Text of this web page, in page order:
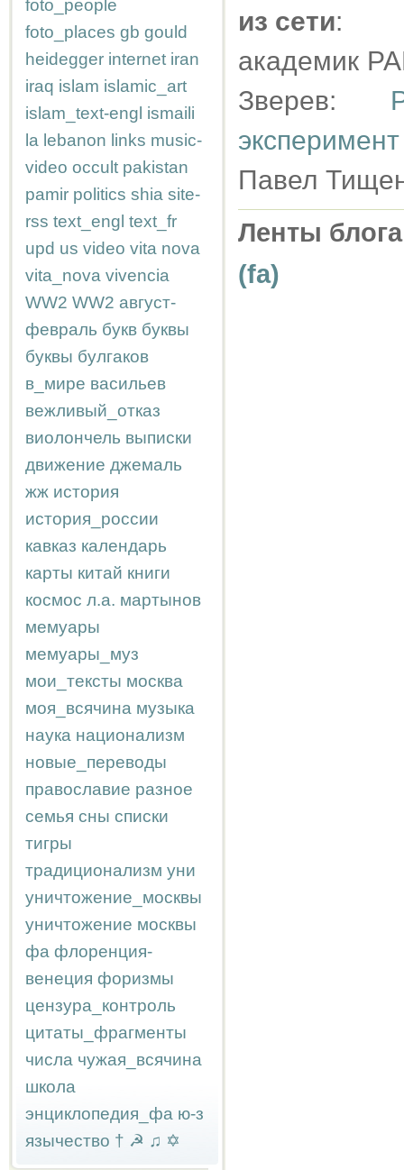
foto_people
foto_places gb gould
heidegger internet iran
iraq islam islamic_art
islam_text-engl ismaili
la lebanon links music-
video occult pakistan
pamir politics shia site-
rss text_engl text_fr
upd us video vita nova
vita_nova vivencia
WW2 WW2 август-
февраль букв буквы
буквы булгаков
в_мире васильев
вежливый_отказ
виолончель выписки
движение джемаль
жж история
история_россии
кавказ календарь
карты китай книги
космос л.а. мартынов
мемуары
мемуары_муз
мои_тексты москва
моя_всячина музыка
наука национализм
новые_переводы
православие разное
семья сны списки
тигры
традиционализм уни
уничтожение_москвы
уничтожение москвы
фа флоренция-
венеция форизмы
цензура_контроль
цитаты_фрагменты
числа чужая_всячина
школа
энциклопедия_фа ю-з
язычество † ☭ ♫ ✡
из сети:
академик
Зверев:
эксперимент
Павел
Ленты
(fa)